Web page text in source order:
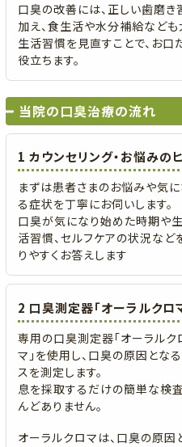
口臭の改善には、正しい歯磨
加え、食生活や水分補給なども
生活習慣を見直すことで、お
役立ちます。
当院の口臭治療の流れ
1 カウンセリング・お悩みの
まずは患者さまのお悩みや気
る症状を丁寧にお伺いします。
口臭が気になり始めた時期や生
活習慣、セルフケアの状況な
りやすくお答えします
2 口臭測定器「オーラルクロ
専用の口臭測定器「オーラルク
マ」を使用し、口臭の原因とな
スを測定します。
息を採取するだけの簡単な検
んどありません。
オーラルクロマは、口臭の原因